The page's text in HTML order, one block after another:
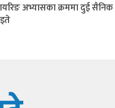
अभ्यासका क्रममा दुई सैनिक